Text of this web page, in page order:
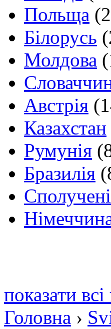
Польща
Білорусь
Молдова
Австрія
Казахстан
Румунія
Бразилія
показати
Головна ›